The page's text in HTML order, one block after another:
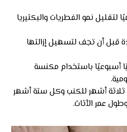
نمو الفطريات والبكتيريا
قبل أن تجف لتسهيل إزالتها
أسبوعيًا باستخدام مكنسة
أشهر للكنب وكل ستة أشهر
عمر الأثاث.